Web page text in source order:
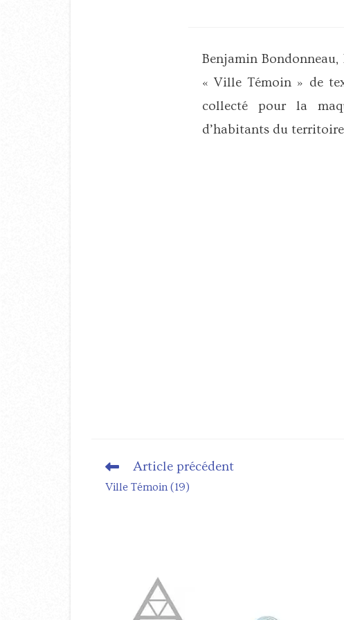
Benjamin
« Ville Témoin » de
collecté pour la
d’habitants du
Read
articles
Article précédent
Ville Témoin (19)